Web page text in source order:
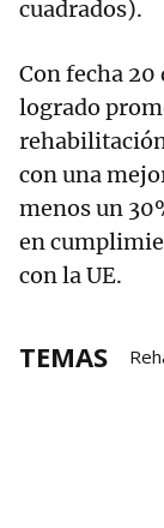
cuadrados).
Con fecha 20
logrado
con una
menos un
en
con la UE.
TEMAS